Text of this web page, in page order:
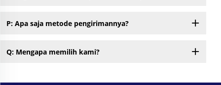
P: Apa saja metode pengirimannya?
Q: Mengapa memilih kami?